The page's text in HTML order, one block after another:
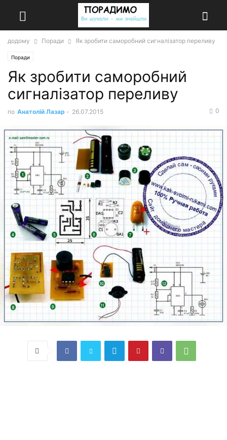
додому Поради Як зробити саморобний сигналізатор переливу
Поради
Як зробити саморобний
сигналізатор переливу
по Анатолій Лазар - 26.07.2015 0